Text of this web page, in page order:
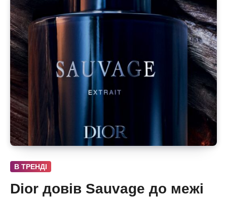
В ТРЕНДІ
Dior довів Sauvage до межі